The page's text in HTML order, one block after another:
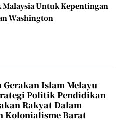
Malaysia Untuk Kepentingan
Washington
Gerakan Islam Melayu
Politik Pendidikan
Rakyat Dalam
Kolonialisme Barat